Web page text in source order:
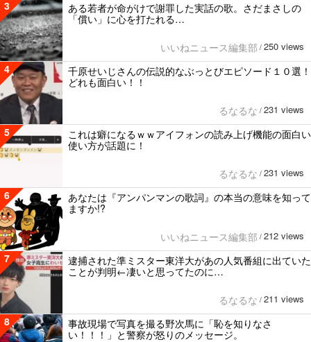
3
ある若者が命がけで謝罪した実話の歌。さだまさしの
「償い」に心を打たれる…
いいねニュース編集部 / 250 views
4
千原せいじさんの伝説的なぶっとびエピソード１０選！
どれも面白い！！
るなるな / 231 views
5
これは癖になるｗｗアイフォンの読み上げ機能の面白い
使い方が話題に！
るなるな / 231 views
6
あなたは『アンパンマンの歌詞』の本当の意味を知って
ますか!?
いいねニュース編集部 / 212 views
7
逮捕された準ミスター東洋大があの人気番組に出ていた
ことが判明←凄いと思ってたのに…
るなるな / 211 views
8
事故現場で写真を撮る野次馬に「恥を知りなさ
い！！！」と警察が怒りのメッセージ。